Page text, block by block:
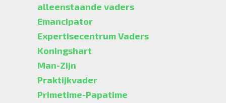
alleenstaande vaders
Emancipator
Expertisecentrum Vaders
Koningshart
Man-Zijn
Praktijkvader
Primetime-Papatime